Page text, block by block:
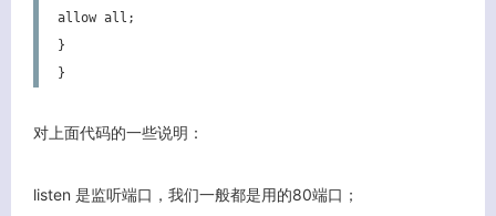
allow all;
}
}
对上面代码的一些说明：
listen 是监听端口，我们一般都是用的80端口；